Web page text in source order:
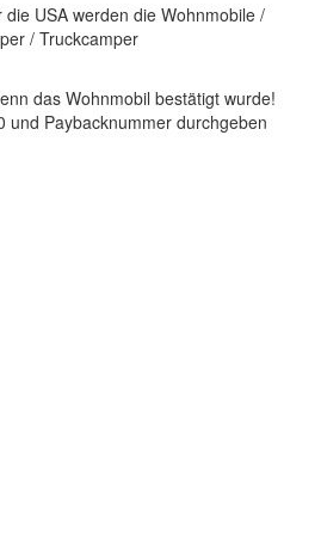
die USA werden die Wohnmobile /
/ Truckcamper
das Wohnmobil bestätigt wurde!
und Paybacknummer durchgeben